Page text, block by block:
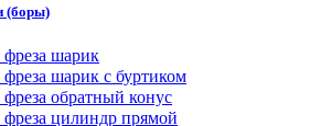
(боры)
фреза шарик
шарик с буртиком
обратный конус
фреза цилиндр прямой